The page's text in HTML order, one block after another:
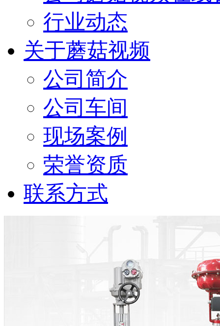
行业动态
关于蘑菇视频
公司简介
公司车间
现场案例
荣誉资质
联系方式